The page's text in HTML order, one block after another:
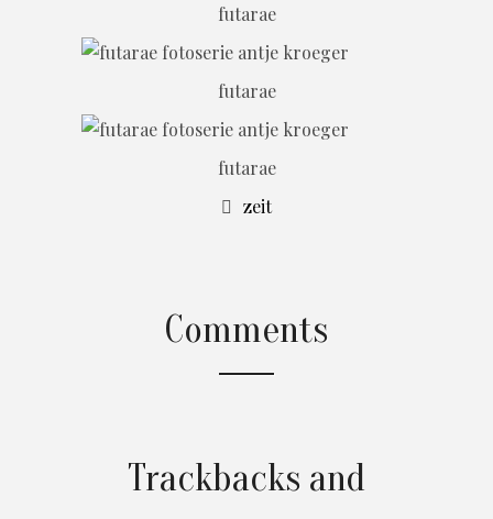
futarae
futarae
futarae
zeit
Comments
Trackbacks and